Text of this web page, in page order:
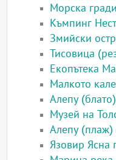
Морска
Къмпинг
Змийски
Тисовица
Екопътека
Малкото
Алепу (блато)
Музей на
Алепу (плаж)
Язовир Ясна